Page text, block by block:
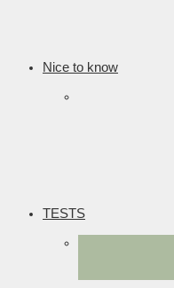
Nice to know
TESTS